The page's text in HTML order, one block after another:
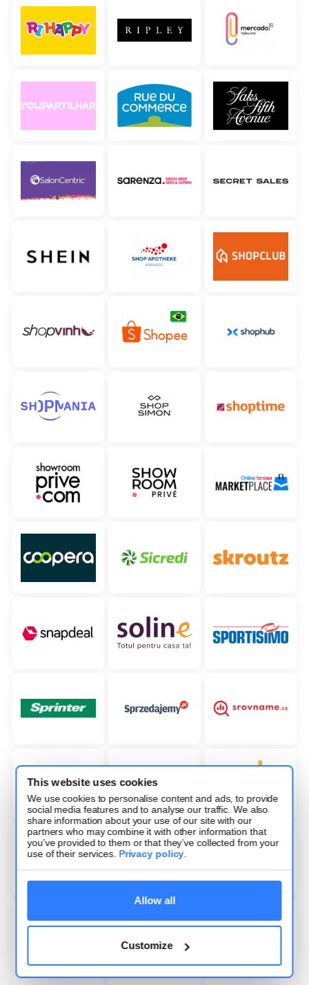
This website uses cookies
We use cookies to personalise content and ads, to provide
social media features and to analyse our traffic. We also
share information about your use of our site with our
partners who may combine it with other information that
you’ve provided to them or that they’ve collected from your
use of their services. Privacy policy.
Allow all
Customize